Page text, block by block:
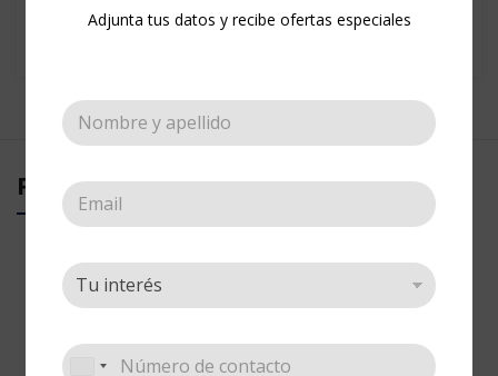
Adjunta tus datos y recibe ofertas especiales
Categorías: Deluxe , Pinceles
Sueltos
PRODUCTOS RELACIONADOS